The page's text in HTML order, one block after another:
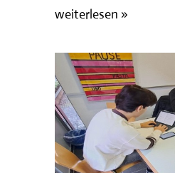
weiterlesen »